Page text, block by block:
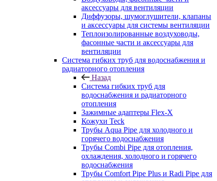
аксессуары для вентиляции
Диффузоры, шумоглушители, клапаны
и аксессуары для системы вентиляции
Теплоизолированные воздуховоды,
фасонные части и аксессуары для
вентиляции
Система гибких труб для водоснабжения и
радиаторного отопления
Назад
Система гибких труб для
водоснабжения и радиаторного
отопления
Зажимные адаптеры Flex-X
Кожухи Teck
Трубы Aqua Pipe для холодного и
горячего водоснабжения
Трубы Combi Pipe для отопления,
охлаждения, холодного и горячего
водоснабжения
Трубы Comfort Pipe Plus и Radi Pipe для